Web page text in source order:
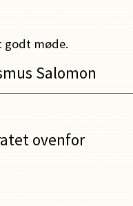
godt møde.
Salomon
ovenfor